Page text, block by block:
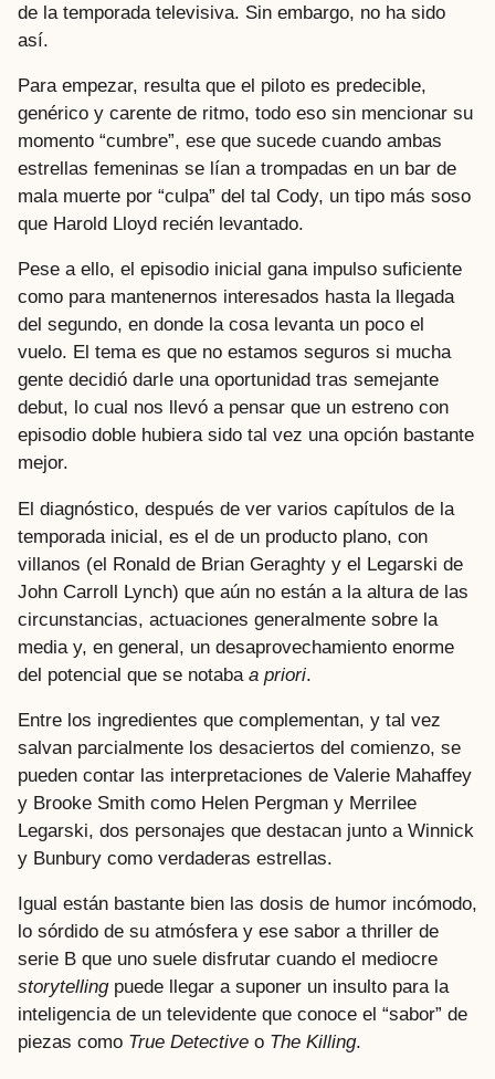
de la temporada televisiva. Sin embargo, no ha sido
así.
Para empezar, resulta que el piloto es predecible,
genérico y carente de ritmo, todo eso sin mencionar su
momento “cumbre”, ese que sucede cuando ambas
estrellas femeninas se lían a trompadas en un bar de
mala muerte por “culpa” del tal Cody, un tipo más soso
que Harold Lloyd recién levantado.
Pese a ello, el episodio inicial gana impulso suficiente
como para mantenernos interesados hasta la llegada
del segundo, en donde la cosa levanta un poco el
vuelo. El tema es que no estamos seguros si mucha
gente decidió darle una oportunidad tras semejante
debut, lo cual nos llevó a pensar que un estreno con
episodio doble hubiera sido tal vez una opción bastante
mejor.
El diagnóstico, después de ver varios capítulos de la
temporada inicial, es el de un producto plano, con
villanos (el Ronald de Brian Geraghty y el Legarski de
John Carroll Lynch) que aún no están a la altura de las
circunstancias, actuaciones generalmente sobre la
media y, en general, un desaprovechamiento enorme
del potencial que se notaba a priori.
Entre los ingredientes que complementan, y tal vez
salvan parcialmente los desaciertos del comienzo, se
pueden contar las interpretaciones de Valerie Mahaffey
y Brooke Smith como Helen Pergman y Merrilee
Legarski, dos personajes que destacan junto a Winnick
y Bunbury como verdaderas estrellas.
Igual están bastante bien las dosis de humor incómodo,
lo sórdido de su atmósfera y ese sabor a thriller de
serie B que uno suele disfrutar cuando el mediocre
storytelling puede llegar a suponer un insulto para la
inteligencia de un televidente que conoce el “sabor” de
piezas como True Detective o The Killing.